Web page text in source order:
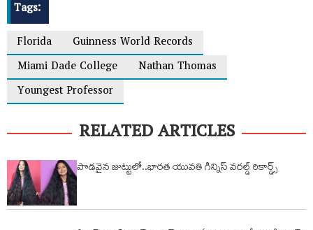
Tags:
Florida
Guinness World Records
Miami Dade College
Nathan Thomas
Youngest Professor
RELATED ARTICLES
పొడవైన జుట్టులో..భారత యువతి గిన్నిస్ వరల్డ్ రికార్డ్స్